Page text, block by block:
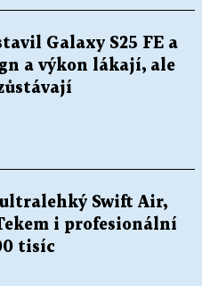
Galaxy S25 FE a
a výkon lákají, ale
Swift Air,
i profesionální
tisíc